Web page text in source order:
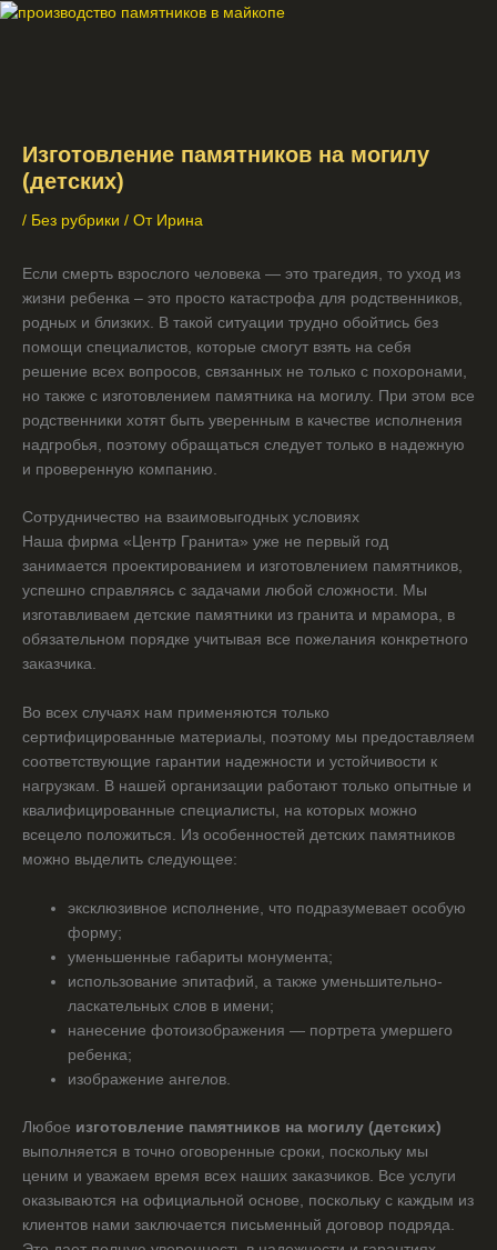
Изготовление памятников на могилу
(детских)
/ Без рубрики / От Ирина
Если смерть взрослого человека — это трагедия, то уход из
жизни ребенка – это просто катастрофа для родственников,
родных и близких. В такой ситуации трудно обойтись без
помощи специалистов, которые смогут взять на себя
решение всех вопросов, связанных не только с похоронами,
но также с изготовлением памятника на могилу. При этом все
родственники хотят быть уверенным в качестве исполнения
надгробья, поэтому обращаться следует только в надежную
и проверенную компанию.
Сотрудничество на взаимовыгодных условиях
Наша фирма «Центр Гранита» уже не первый год
занимается проектированием и изготовлением памятников,
успешно справляясь с задачами любой сложности. Мы
изготавливаем детские памятники из гранита и мрамора, в
обязательном порядке учитывая все пожелания конкретного
заказчика.
Во всех случаях нам применяются только
сертифицированные материалы, поэтому мы предоставляем
соответствующие гарантии надежности и устойчивости к
нагрузкам. В нашей организации работают только опытные и
квалифицированные специалисты, на которых можно
всецело положиться. Из особенностей детских памятников
можно выделить следующее:
эксклюзивное исполнение, что подразумевает особую
форму;
уменьшенные габариты монумента;
использование эпитафий, а также уменьшительно-
ласкательных слов в имени;
нанесение фотоизображения — портрета умершего
ребенка;
изображение ангелов.
Любое изготовление памятников на могилу (детских)
выполняется в точно оговоренные сроки, поскольку мы
ценим и уважаем время всех наших заказчиков. Все услуги
оказываются на официальной основе, поскольку с каждым из
клиентов нами заключается письменный договор подряда.